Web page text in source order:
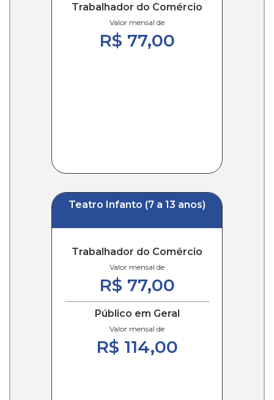
Trabalhador do Comércio
Valor mensal de
R$ 77,00
Teatro Infanto (7 a 13 anos)
Trabalhador do Comércio
Valor mensal de
R$ 77,00
Público em Geral
Valor mensal de
R$ 114,00